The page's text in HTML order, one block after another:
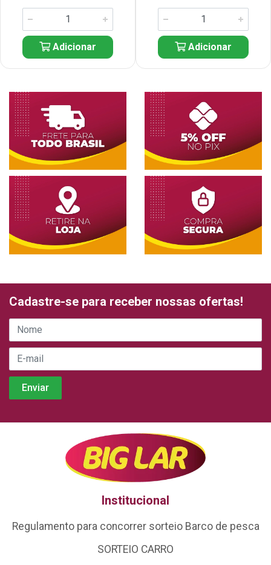
Adicionar Adicionar
Cadastre-se para receber nossas ofertas!
Institucional
Regulamento para concorrer sorteio Barco de pesca
SORTEIO CARRO